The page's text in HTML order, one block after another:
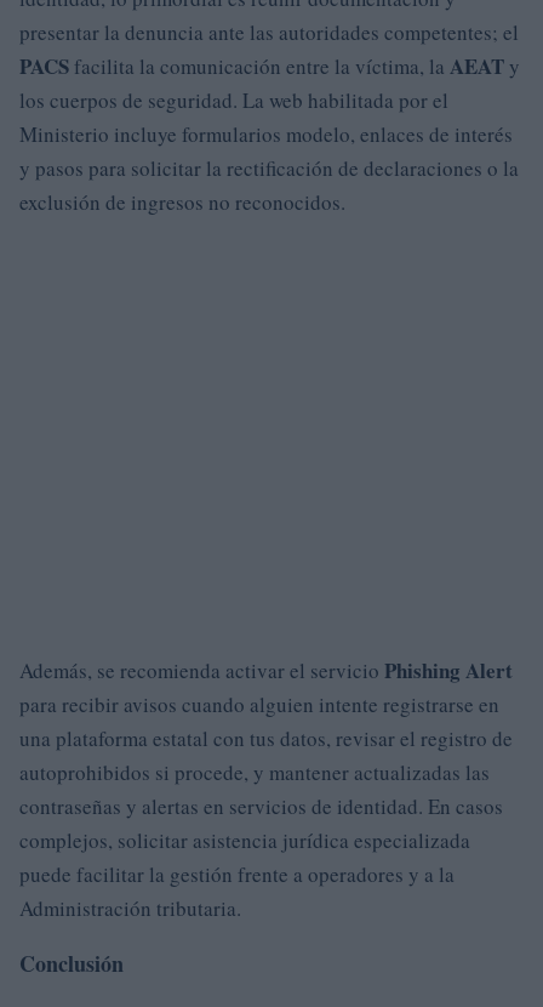
presentar la denuncia ante las autoridades competentes; el
PACS facilita la comunicación entre la víctima, la AEAT y
los cuerpos de seguridad. La web habilitada por el
Ministerio incluye formularios modelo, enlaces de interés
y pasos para solicitar la rectificación de declaraciones o la
exclusión de ingresos no reconocidos.
Además, se recomienda activar el servicio Phishing Alert
para recibir avisos cuando alguien intente registrarse en
una plataforma estatal con tus datos, revisar el registro de
autoprohibidos si procede, y mantener actualizadas las
contraseñas y alertas en servicios de identidad. En casos
complejos, solicitar asistencia jurídica especializada
puede facilitar la gestión frente a operadores y a la
Administración tributaria.
Conclusión